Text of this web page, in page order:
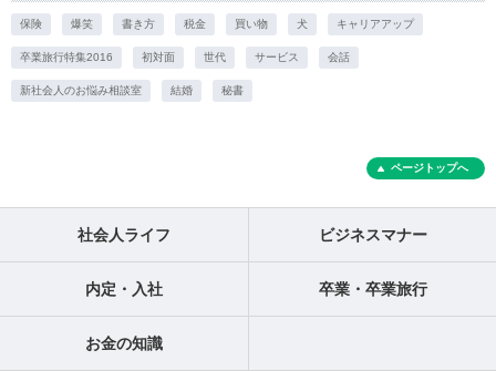
保険 爆笑 書き方 税金 買い物 犬 キャリアアップ
卒業旅行特集2016 初対面 世代 サービス 会話
新社会人のお悩み相談室 結婚 秘書
ページトップへ
社会人ライフ ビジネスマナー
内定・入社 卒業・卒業旅行
お金の知識